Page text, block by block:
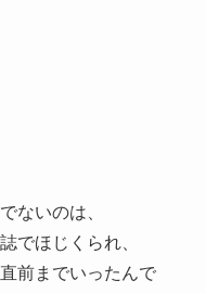
ないのは、
でほじくられ、
前までいったんで